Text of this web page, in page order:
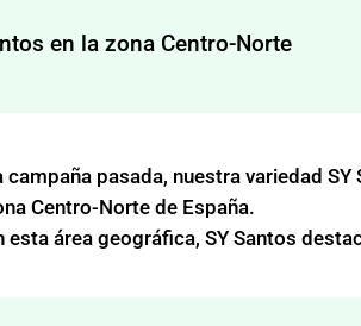
en la zona Centro-Norte
campaña pasada, nuestra variedad
Centro-Norte de España.
esta área geográfica, SY Santos